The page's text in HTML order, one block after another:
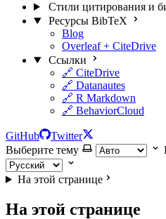
Стили цитирования и
Ресурсы BibTeX
Blog
Overleaf + CiteDrive
Ссылки
🔗 CiteDrive
🔗 Datanautes
🔗 R Markdown
🔗 BehaviorCloud
GitHub
Twitter
Выберите тему
На этой странице
На этой странице